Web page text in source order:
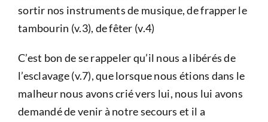
sortir nos instruments de musique, de frapper le
tambourin (v.3), de fêter (v.4)
C’est bon de se rappeler qu’il nous a libérés de
l’esclavage (v.7), que lorsque nous étions dans le
malheur nous avons crié vers lui, nous lui avons
demandé de venir à notre secours et il a